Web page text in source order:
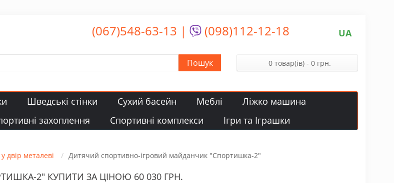
(067)548-63-13 | (098)112-12-18 UA
Пошук 0 товар(ів) - 0 грн.
Шведські стінки Сухий басейн Меблі
Ліжко машина
захоплення Спортивні комплекси Ігри та Іграшки
двір металеві Дитячий спортивно-ігровий майданчик "Спортишка-2"
2" КУПИТИ ЗА ЦІНОЮ 60 030 ГРН.